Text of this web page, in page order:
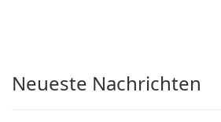
Neueste Nachrichten